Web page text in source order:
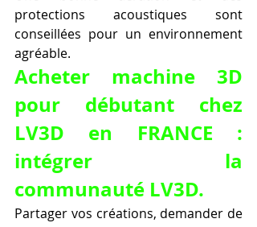
protections acoustiques sont
conseillées pour un environnement
agréable.
Acheter machine 3D
pour débutant chez
LV3D en FRANCE :
intégrer la
communauté LV3D.
Partager vos créations, demander de